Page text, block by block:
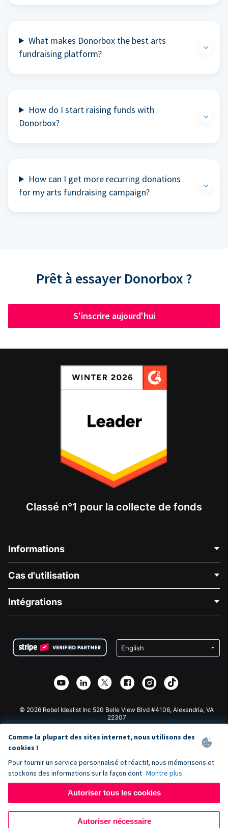
What makes Donorbox the best arts
fundraising platform?
How do I start raising funds with
Donorbox?
How can I get more recurring donations
for my arts fundraising campaign?
Prêt à essayer Donorbox ?
S'inscrire aujourd'hui
Classé n°1 pour la collecte de fonds
Informations
À propos de nous
Carrières
Confidentialité
Partenariat d'affiliation
Bibliothèque
Cas d'utilisation
Collecte de fonds médicale
Collecte de fonds caritative
Intégrations
Plugin de don Wix
Application de don Webflow
Don Joomla
© 2026 Rebel Idealist Inc 520 Belle View Blvd #4106, Alexandria, VA
22307
Comme la plupart des sites internet, nous utilisons des
cookies !
Pour fournir un service personnalisé et réactif, nous mémorisons et
stockons des informations sur la façon dont Montre plus
Autoriser tous les cookies
Autoriser nécessaire